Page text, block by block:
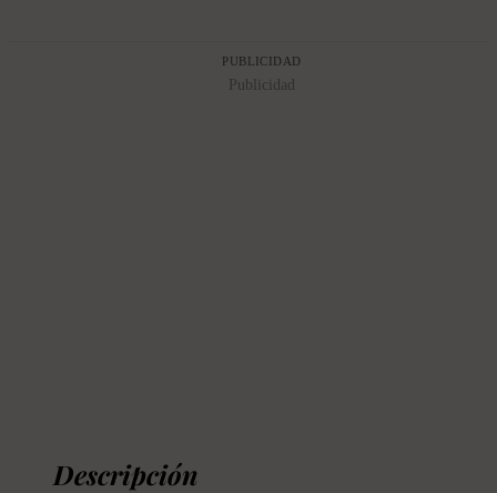
PUBLICIDAD
Publicidad
Descripción